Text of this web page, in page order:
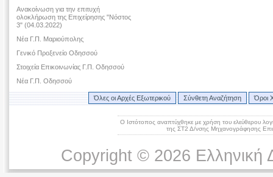
Ανακοίνωση για την επιτυχή
ολοκλήρωση της Επιχείρησης "Νόστος
3" (04.03.2022)
Νέα Γ.Π. Μαριούπολης
Γενικό Προξενείο Οδησσού
Στοιχεία Επικοινωνίας Γ.Π. Οδησσού
Νέα Γ.Π. Οδησσού
Όλες οι Αρχές Εξωτερικού Σύνθετη Αναζήτηση Όροι
Ο Ιστότοπος αναπτύχθηκε με χρήση του ελεύθερου
της ΣΤ2 Δ/νσης Μηχανογράφησης
Copyright © 2026